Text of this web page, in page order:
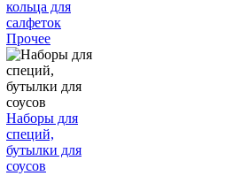
кольца для
салфеток
Прочее
Наборы для
специй,
бутылки для
соусов